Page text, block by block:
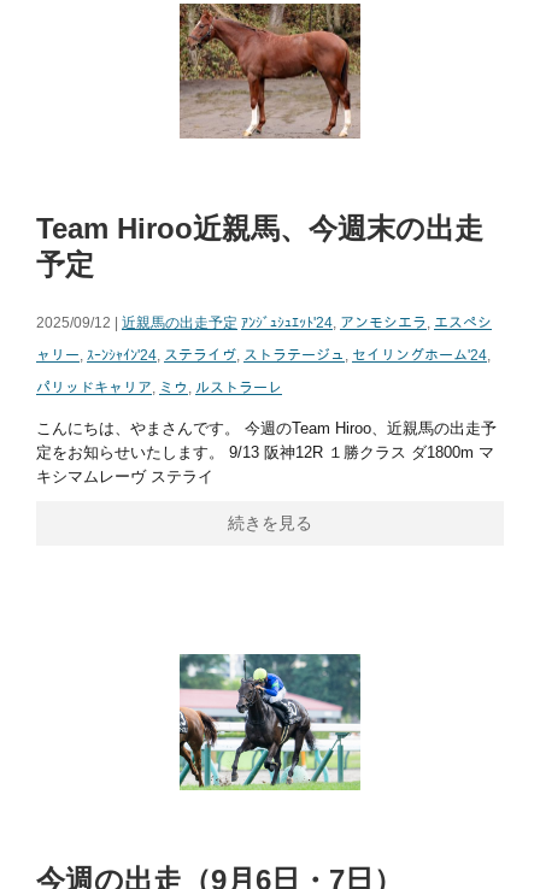
Team Hiroo近親馬、今週末の出走
予定
2025/09/12 | 近親馬の出走予定 ｱﾝｼﾞｭｼｭｴｯﾄ'24, アンモシエラ, エスペシ
ャリー, ｽｰﾝｼｬｲﾝ'24, ステライヴ, ストラテージュ , セイリングホーム'24,
パリッドキャリア, ミウ , ルストラーレ
こんにちは、やまさんです。 今週のTeam Hiroo、近親馬の出走予
定をお知らせいたします。 9/13 阪神12R １勝クラス ダ1800m マ
キシマムレーヴ ステライ
続きを見る
今週の出走（9月6日・7日）